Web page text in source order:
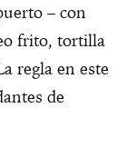
– con
frito, tortilla
regla en este
de